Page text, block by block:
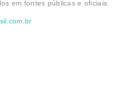
em fontes públicas e oficiais.